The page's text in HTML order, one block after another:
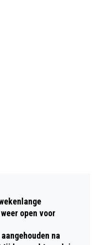
OVER
MET
open voor
na